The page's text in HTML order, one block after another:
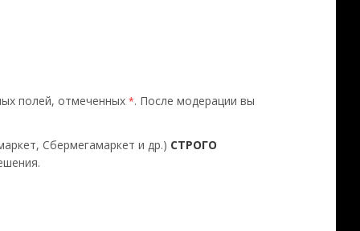
полей, отмеченных *. После модерации вы
Сбермегамаркет и др.) СТРОГО